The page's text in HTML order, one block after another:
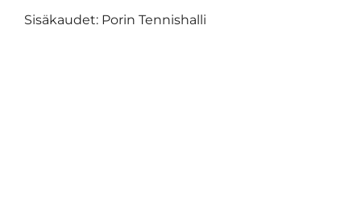
Sisäkaudet: Porin Tennishalli